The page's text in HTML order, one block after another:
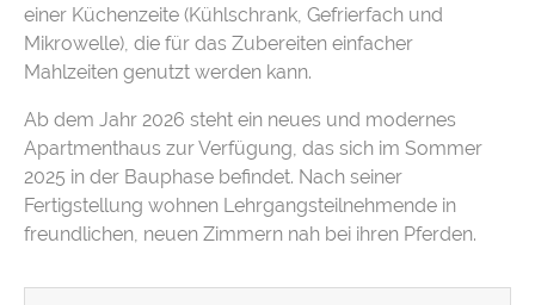
einer Küchenzeite (Kühlschrank, Gefrierfach und
Mikrowelle), die für das Zubereiten einfacher
Mahlzeiten genutzt werden kann.
Ab dem Jahr 2026 steht ein neues und modernes
Apartmenthaus zur Verfügung, das sich im Sommer
2025 in der Bauphase befindet. Nach seiner
Fertigstellung wohnen Lehrgangsteilnehmende in
freundlichen, neuen Zimmern nah bei ihren Pferden.